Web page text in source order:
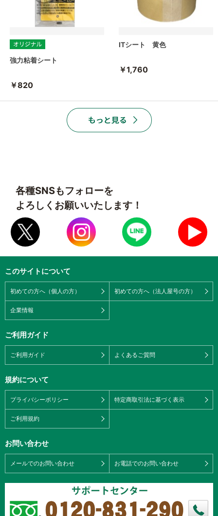
強力粘着シート
￥820
ITシート 黄色
￥1,760
各種SNSもフォローを
よろしくお願いいたします！
このサイトについて
初めての方へ（個人の方） 初めての方へ（法人屋号の方）
企業情報
ご利用ガイド
ご利用ガイド よくあるご質問
規約について
プライバシーポリシー 特定商取引法に基づく表示
ご利用規約
お問い合わせ
メールでのお問い合わせ お電話でのお問い合わせ